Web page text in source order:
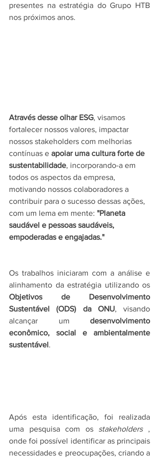
presentes na estratégia do Grupo HTB
nos próximos anos.
Através desse olhar ESG, visamos
fortalecer nossos valores, impactar
nossos stakeholders com melhorias
contínuas e apoiar uma cultura forte de
sustentabilidade, incorporando-a em
todos os aspectos da empresa,
motivando nossos colaboradores a
contribuir para o sucesso dessas ações,
com um lema em mente: "Planeta
saudável e pessoas saudáveis,
empoderadas e engajadas."
Os trabalhos iniciaram com a análise e
Objetivos de Desenvolvimento
Sustentável (ODS) da ONU, visando
alcançar um desenvolvimento
econômico, social e ambientalmente
sustentável.
Após esta identificação, foi realizada
uma pesquisa com os stakeholders ,
onde foi possível identificar as principais
necessidades e preocupações, criando a